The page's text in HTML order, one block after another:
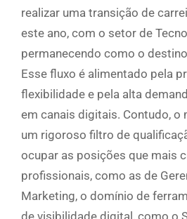
realizar uma transição de
este ano, com o setor de
permanecendo como o
Esse fluxo é alimentado pela
flexibilidade e pela alta
em canais digitais. Contudo, o
um rigoroso filtro de
ocupar as posições que mais
profissionais, como as de
Marketing, o domínio de